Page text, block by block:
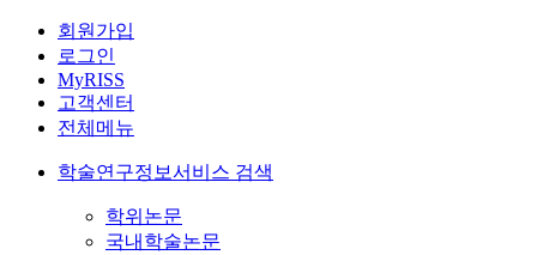
회원가입
로그인
MyRISS
고객센터
전체메뉴
학술연구정보서비스 검색
학위논문
국내학술논문